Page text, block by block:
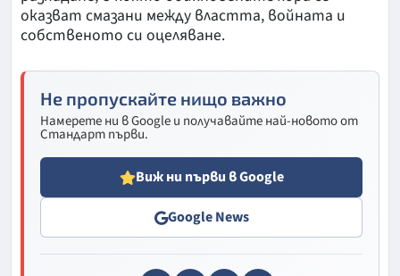
оказват смазани между властта, войната и
собственото си оцеляване.
Не пропускайте нищо важно
Намерете ни в Google и получавайте най-новото от
Стандарт първи.
Виж ни първи в Google
Google News